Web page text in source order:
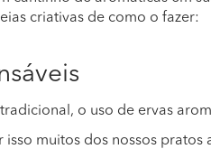
criativas de como o fazer:
o uso de ervas
isso muitos dos nossos pratos